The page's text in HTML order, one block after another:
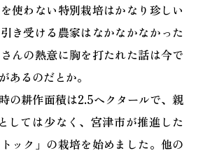
使わない特別栽培はかなり珍しい
き受ける農家はなかなかなかった
んの熱意に胸を打たれた話は今で
あるのだとか。
の耕作面積は2.5ヘクタールで、親
しては少なく、宮津市が推進した
ック」の栽培を始めました。他の